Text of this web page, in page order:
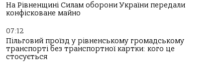
На Рівненщині Силам оборони України передали
конфісковане майно
07:12
Пільговий проїзд у рівненському громадському
транспорті без транспортної картки: кого це
стосується